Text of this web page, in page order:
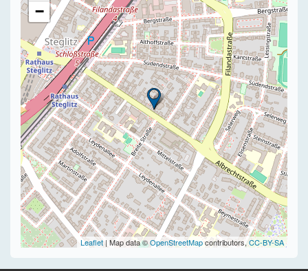
−
Leaflet| Map data ©OpenStreetMapcontributors,CC-BY-SA